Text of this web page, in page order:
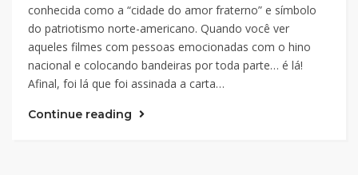
conhecida como a “cidade do amor fraterno” e símbolo
do patriotismo norte-americano. Quando você ver
aqueles filmes com pessoas emocionadas com o hino
nacional e colocando bandeiras por toda parte… é lá!
Afinal, foi lá que foi assinada a carta…
Continue reading